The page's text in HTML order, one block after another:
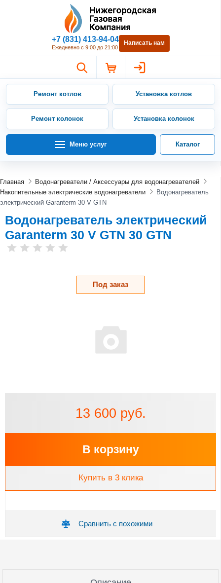
Нижегородская Газовая
+7 (831) 413-94-04
Ежедневно с 9:00 до 21:00
Написать нам
Ремонт котлов Установка котлов
Ремонт колонок Установка колонок
Меню услуг Каталог
Главная
Водонагреватели / Аксессуары для водонагревателей
Накопительные электрические водонагреватели
Водонагреватель
электрический Garanterm 30 V GTN
Водонагреватель электрический
Garanterm 30 V GTN 30 GTN
Под заказ
13 600 руб.
В корзину
Купить в 3 клика
Сравнить с похожими